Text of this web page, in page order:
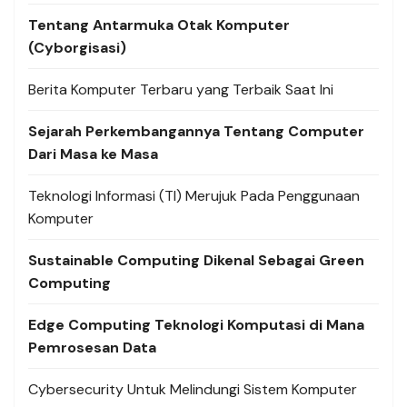
Tentang Antarmuka Otak Komputer
(Cyborgisasi)
Berita Komputer Terbaru yang Terbaik Saat Ini
Sejarah Perkembangannya Tentang Computer
Dari Masa ke Masa
Teknologi Informasi (TI) Merujuk Pada Penggunaan
Komputer
Sustainable Computing Dikenal Sebagai Green
Computing
Edge Computing Teknologi Komputasi di Mana
Pemrosesan Data
Cybersecurity Untuk Melindungi Sistem Komputer